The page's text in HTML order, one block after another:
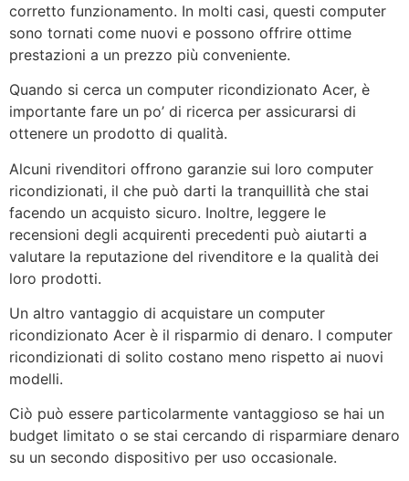
corretto funzionamento. In molti casi, questi computer
sono tornati come nuovi e possono offrire ottime
prestazioni a un prezzo più conveniente.
Quando si cerca un computer ricondizionato Acer, è
importante fare un po’ di ricerca per assicurarsi di
ottenere un prodotto di qualità.
Alcuni rivenditori offrono garanzie sui loro computer
ricondizionati, il che può darti la tranquillità che stai
facendo un acquisto sicuro. Inoltre, leggere le
recensioni degli acquirenti precedenti può aiutarti a
valutare la reputazione del rivenditore e la qualità dei
loro prodotti.
Un altro vantaggio di acquistare un computer
ricondizionato Acer è il risparmio di denaro. I computer
ricondizionati di solito costano meno rispetto ai nuovi
modelli.
Ciò può essere particolarmente vantaggioso se hai un
budget limitato o se stai cercando di risparmiare denaro
su un secondo dispositivo per uso occasionale.